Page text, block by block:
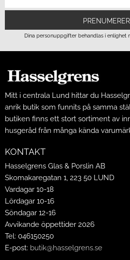
Dina personuppgifter behandlas i enlighet
Mitt i centrala Lund hittar du
anrik butik som funnits på samma
butiken finns ett stort sortiment av
husgeråd från många kända
KONTAKT
Hasselgrens Glas & Porslin AB
Skomakaregatan 1, 223 50 LUND
Vardagar 10-18
Lördagar 10-16
Söndagar 12-16
Avvikande öppettider 2026
Tel: 046150250
E-post: butik@hasselgrens.se